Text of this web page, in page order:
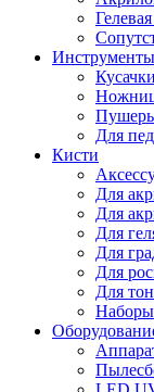
Инструменты
Для
Кисти
Для
Для
Для
Для
Для
Для
Наборы